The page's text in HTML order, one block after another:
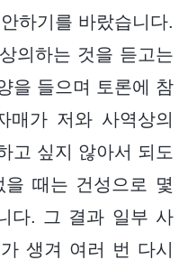
하기를 바랐습니다.
의하는 것을 듣고는
을 들으며 토론에 참
매가 저와 사역상의
고 싶지 않아서 되도
때는 건성으로 몇
다. 그 결과 일부 사
생겨 여러 번 다시